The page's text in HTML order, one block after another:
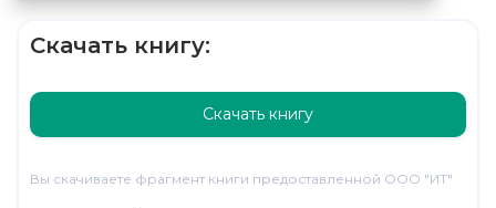
Скачать книгу:
Скачать книгу
Вы скачиваете фрагмент книги предоставленной ООО "ИТ"